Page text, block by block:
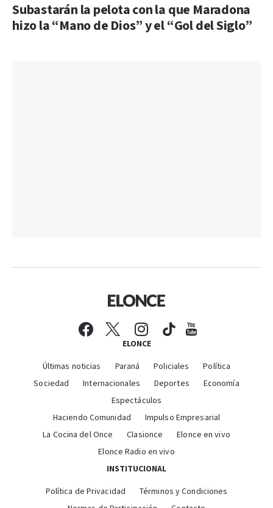
Subastarán la pelota con la que Maradona
hizo la “Mano de Dios” y el “Gol del Siglo”
ELONCE
Últimas noticias Paraná Policiales
Política
Sociedad
Internacionales Deportes
Economía
Espectáculos
Haciendo Comunidad
Impulso Empresarial
La Cocina del Once
Clasionce
Elonce en vivo
Elonce Radio en vivo
INSTITUCIONAL
Política de Privacidad
Términos y Condiciones